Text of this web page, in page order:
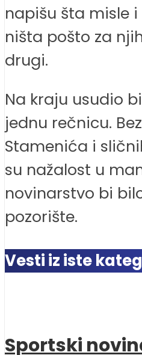
napišu šta misle
ništa pošto za
drugi.
Na kraju usudio
jednu rečnicu.
Stamenića i
su nažalost u
novinarstvo bi
pozorište.
Vesti iz iste
Sportski